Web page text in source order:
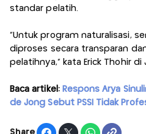
standar pelatih.
"Untuk program naturalisasi,
diproses secara transparan
pelatihnya," kata Erick Thohir di
Baca artikel: Respons Arya
de Jong Sebut PSSI Tidak